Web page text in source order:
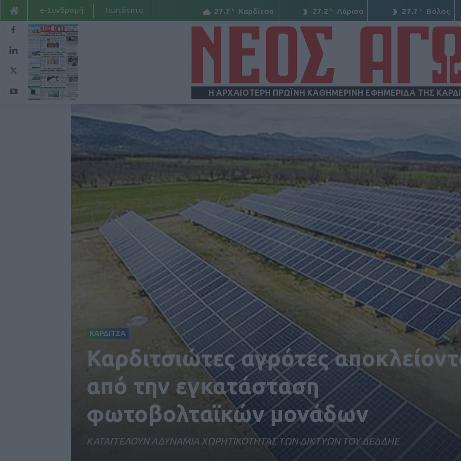
27.7 C Καρδίτσα 27.2 C Λάρισα 27.7 C Βόλος
e-Συνδρομή Ταυτότητα
Η ΑΡΧΑΙΟΤΕΡΗ ΠΡΩΪΝΗ ΚΑΘΗΜΕΡΙΝΗ ΕΦΗΜΕΡΙΔΑ ΤΗΣ
ΑΓΩΝ
ΚΑΡΔΙΤΣΑ
Καρδιτσιώτες αγρότες
από την εγκατάσταση
φωτοβολταϊκών μονάδων
ΚΑΤΑΓΓΕΛΟΥΝ ΑΔΥΝΑΜΙΑ ΧΩΡΗΤΙΚΟΤΗΤΑΣ ΤΩΝ ΔΙΚΤΥΩΝ ΤΟΥ ΔΕΔΔΗΕ